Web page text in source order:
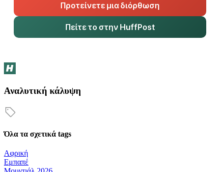
Προτείνετε μια διόρθωση
Πείτε το στην HuffPost
Αναλυτική κάλυψη
Όλα τα σχετικά tags
Αφρική
Εμπαπέ